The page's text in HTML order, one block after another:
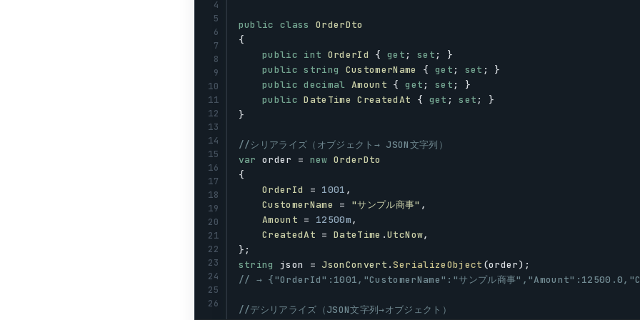
4
5
6
7
8
9
10
11
12
13
14
15
16
17
18
19
20
21
22
23
24
25
26
public class
OrderDto
{
public int OrderId { get ; set ; }
public string CustomerName { get ; set ; }
public decimal Amount { get ; set ; }
public DateTime CreatedAt { get ; set ; }
}
//シリアライズ（オブジェクト→ JSON文字列）
var order = new OrderDto
{
OrderId
= 1001 ,
CustomerName
= "サンプル商事" ,
Amount = 12500m,
CreatedAt = DateTime .UtcNow,
};
string
json = JsonConvert .SerializeObject (order);
// → {"OrderId":1001,"CustomerName":"サンプル商事
//デシリアライズ（JSON文字列→オブジェクト）